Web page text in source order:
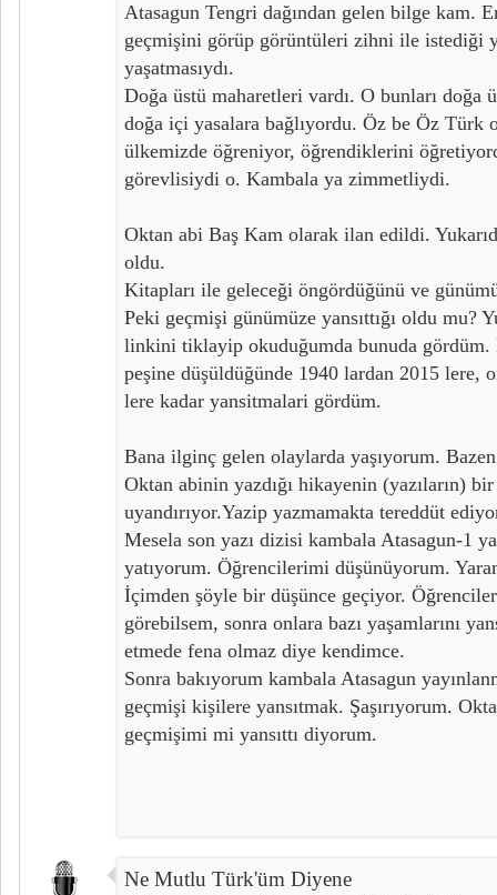
Atasagun Tengri dağından gelen bilge kam.
geçmişini görüp görüntüleri zihni ile istediği
yaşatmasıydı.
Doğa üstü maharetleri vardı. O bunları doğa
doğa içi yasalara bağlıyordu. Öz be Öz Türk
ülkemizde öğreniyor, öğrendiklerini
görevlisiydi o. Kambala ya zimmetliydi.
Oktan abi Baş Kam olarak ilan edildi.
oldu.
Kitapları ile geleceği öngördüğünü ve
Peki geçmişi günümüze yansıttığı oldu mu?
linkini tiklayip okuduğumda bunuda gördüm.
peşine düşüldüğünde 1940 lardan 2015 lere,
lere kadar yansitmalari gördüm.
Bana ilginç gelen olaylarda yaşıyorum.
Oktan abinin yazdığı hikayenin (yazıların)
uyandırıyor.Yazip yazmamakta tereddüt
Mesela son yazı dizisi kambala Atasagun-1
yatıyorum. Öğrencilerimi düşünüyorum.
İçimden şöyle bir düşünce geçiyor.
görebilsem, sonra onlara bazı yaşamlarını
etmede fena olmaz diye kendimce.
Sonra bakıyorum kambala Atasagun
geçmişi kişilere yansıtmak. Şaşırıyorum.
geçmişimi mi yansıttı diyorum.
Ne Mutlu Türk'üm Diyene